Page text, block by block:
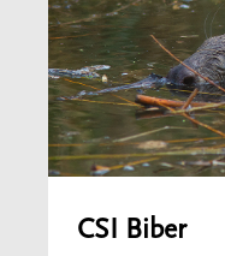
CSI Biber